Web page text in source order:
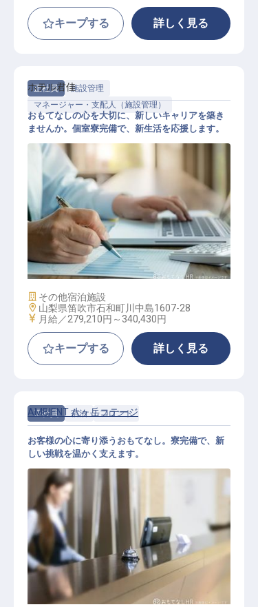
キープする 詳しく見る
正社員
施設管理
マネージャー・支配人（施設管理）
施設管理長候補
ホテル君佳
おもてなしの心を大切に、新しいキャリアを築き
ませんか。個室寮完備で、新生活を応援します。
施設業態
その他宿泊施設
勤務地
山梨県笛吹市石和町川中島1607-28
給与
月給／279,210円～ 340,430円
キープする 詳しく見る
正社員 宿泊 フロント
フロント業務
AMBIENT 八ヶ岳コテージ
お客様の心に寄り添うおもてなし。寮完備で、新
しい挑戦を温かく支えます。